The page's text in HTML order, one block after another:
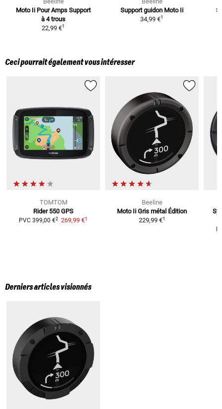
Moto Ii Pour Amps Support
à 4 trous
22,99 €1
Support guidon Moto Ii
34,99 €1
Ceci pourrait également vous intéresser
TOMTOM
Rider 550 GPS
PVC 399,00 €2 269,99 €1
Beeline
Moto Ii Gris métal Édition
229,99 €1
Derniers articles visionnés